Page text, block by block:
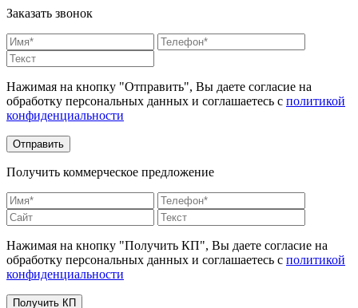
Заказать звонок
Нажимая на кнопку "Отправить", Вы даете согласие на
обработку персональных данных и соглашаетесь c политикой
конфиденциальности
Получить коммерческое предложение
Нажимая на кнопку "Получить КП", Вы даете согласие на
обработку персональных данных и соглашаетесь c политикой
конфиденциальности